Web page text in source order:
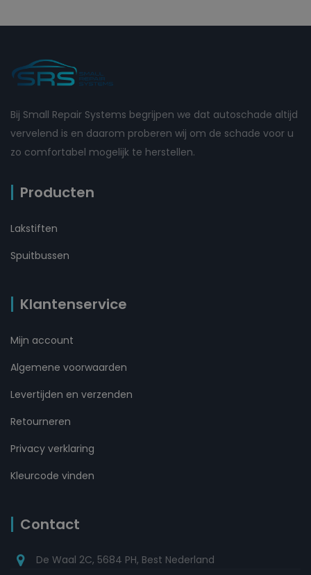
Bij Small Repair Systems begrijpen we dat autoschade altijd
vervelend is en daarom proberen wij om de schade voor u
zo comfortabel mogelijk te herstellen.
Producten
Lakstiften
Spuitbussen
Klantenservice
Mijn account
Algemene voorwaarden
Levertijden en verzenden
Retourneren
Privacy verklaring
Kleurcode vinden
Contact
De Waal 2C, 5684 PH, Best Nederland